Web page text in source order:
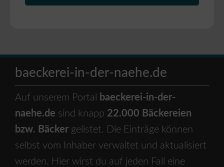
baeckerei-in-der-naehe.de
Auf unserem Portal
baeckerei-in-der-
naehe.de sind knapp 22.000 Bäckereien
bzw. Bäcker gelistet. Die Einträge können
selbst vom Inhaber verwaltet und aktualisiert
werden. Hier wirst du auf jeden Fall eine